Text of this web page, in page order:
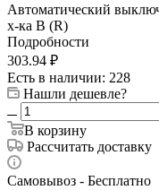
Автоматический
х-ка B (R)
Подробности
303.94 ₽
Есть в наличии: 228
Нашли дешевле?
В корзину
Рассчитать доставку
Самовывоз - Бесплатно